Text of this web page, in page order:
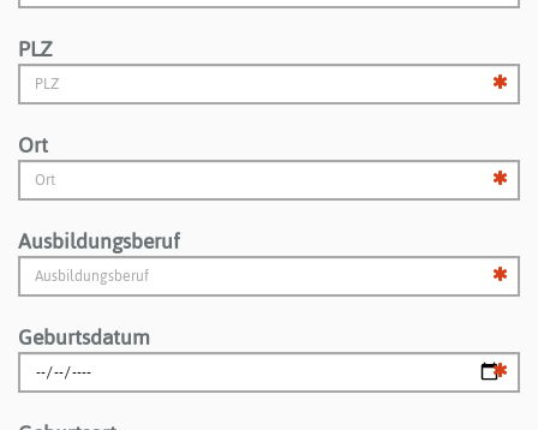
PLZ
Ort
Ausbildungsberuf
Geburtsdatum